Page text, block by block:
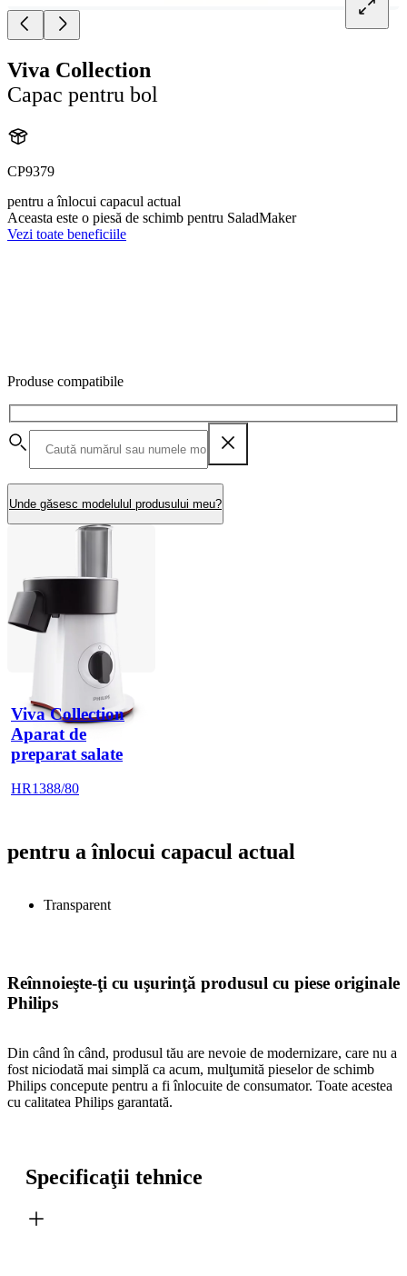
Viva Collection
Capac pentru bol
CP9379
pentru a înlocui capacul actual
Aceasta este o piesă de schimb pentru SaladMaker
Vezi toate beneficiile
Produse compatibile
Unde găsesc modelulul produsului meu?
Viva Collection
Aparat de
preparat salate
HR1388/80
pentru a înlocui capacul actual
Transparent
Reînnoieşte-ţi cu uşurinţă produsul cu piese originale
Philips
Din când în când, produsul tău are nevoie de modernizare, care nu a
fost niciodată mai simplă ca acum, mulţumită pieselor de schimb
Philips concepute pentru a fi înlocuite de consumator. Toate acestea
cu calitatea Philips garantată.
Specificaţii tehnice